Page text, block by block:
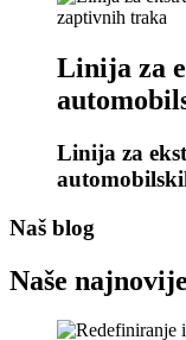
Linija za
Linija za
Naš blog
Naše